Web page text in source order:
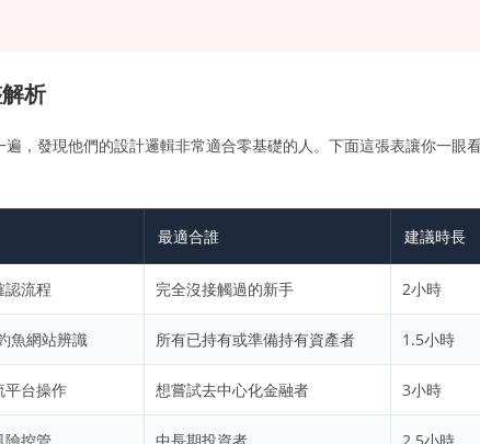
析
，發現他們的設計邏輯非常適合零基礎的人。下面這張表讓你一眼
最適合誰 建議時長
認流程 完全沒接觸過的新手 2小時
魚網站辨識 所有已持有或準備持有資產者 1.5小時
平台操作 想嘗試去中心化金融者 3小時